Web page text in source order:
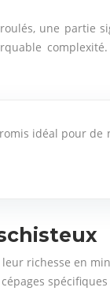
une partie
idéal pour
richesse en